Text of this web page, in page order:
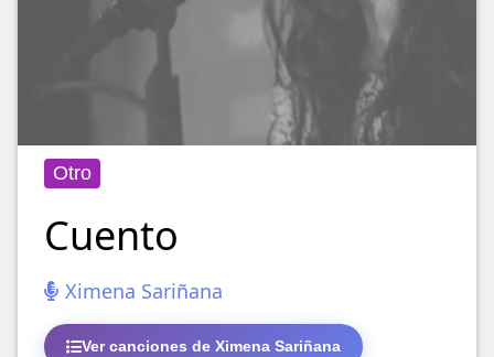
Otro
Cuento
Ximena Sariñana
Ver canciones de Ximena Sariñana